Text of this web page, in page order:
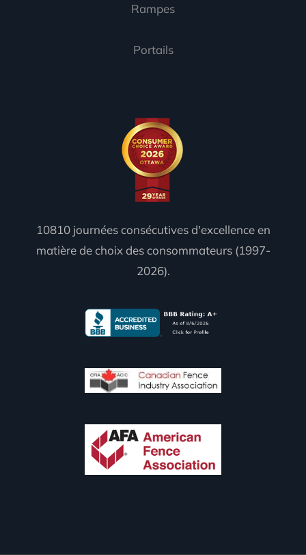
Rampes
Portails
10810 journées consécutives d'excellence en
matière de choix des consommateurs (1997-
2026).